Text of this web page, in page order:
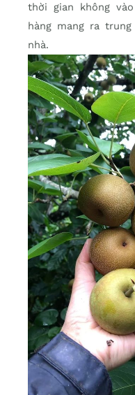
thời gian không
hàng mang ra
nhà.